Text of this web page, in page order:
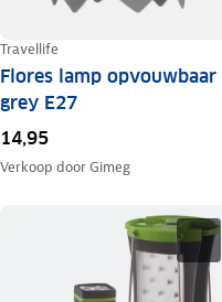
Travellife
Flores lamp opvouwbaar
grey E27
14,95
Verkoop doorGimeg